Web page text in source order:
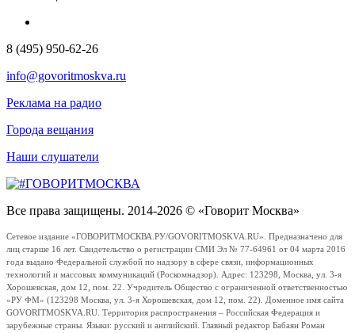
8 (495) 950-62-26
info@govoritmoskva.ru
Реклама на радио
Города вещания
Наши слушатели
Все права защищены. 2014-2026 © «Говорит Москва»
Сетевое издание «ГОВОРИТМОСКВА.РУ/GOVORITMOSKVA.RU». Предназначено для
лиц старше 16 лет. Свидетельство о регистрации СМИ Эл № 77-64961 от 04 марта 2016
года выдано Федеральной службой по надзору в сфере связи, информационных
технологий и массовых коммуникаций (Роскомнадзор). Адрес: 123298, Москва, ул. 3-я
Хорошевская, дом 12, пом. 22. Учредитель Общество с ограниченной ответственностью
«РУ ФМ» (123298 Москва, ул. 3-я Хорошевская, дом 12, пом. 22). Доменное имя сайта
GOVORITMOSKVA.RU. Территория распространения – Российская Федерация и
зарубежные страны. Языки: русский и английский. Главный редактор Бабаян Роман